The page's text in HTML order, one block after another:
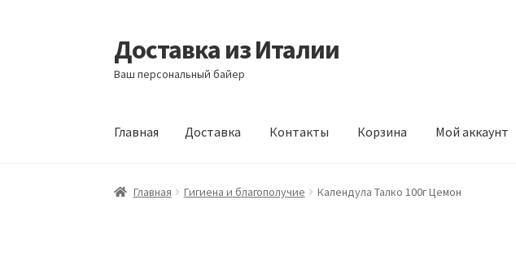
Перейти
к
навигации
Перейти
к
содержимому
Доставка из Италии
Ваш персональный байер
Главная Доставка Контакты Корзина Мой аккаунт
Главная Доставка Контакты Корзина Мой аккаунт Оформление заказа
Главная Гигиена и благополучие Календула Талко 100г Цемон